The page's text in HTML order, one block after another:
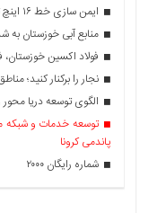
ایمن سازی خط ۱۶ اینچ تزریق گاز مارون در پی حادثه نشت و آتش‌سوزی
منابع آبی خوزستان
فولاد اکسین
نجار را برکنار کنید؛
الگوی توسعه دریا
توسعه خدمات و شبکه
پاندمی کرونا
شماره رایگان ۲۰۰۰